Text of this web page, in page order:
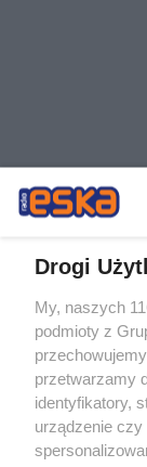
Żaden utwór
tym także
eksploatacji w
Internecie bez
wykorzystanie
tzn. bez właściwej
ścigane prawnie.
Drogi
My, naszych
podmioty z
przetwarzamy
identyfikatory,
urządzenie czy